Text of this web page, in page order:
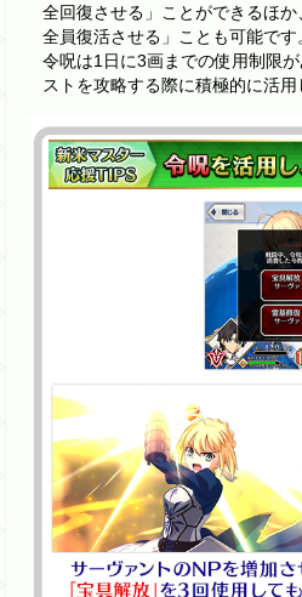
全回復させる」ことができるほ
全員復活させる」ことも可能です
令呪は1日に3画までの使用制限
ストを攻略する際に積極的に活